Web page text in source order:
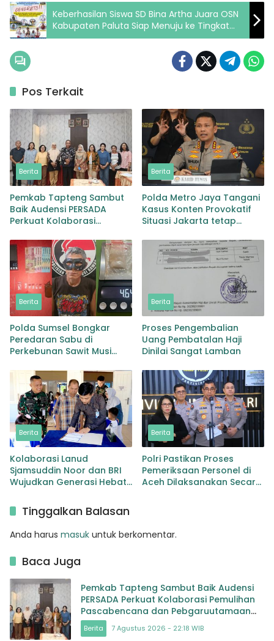
Keberhasilan Siswa SD Bina Artha Juara OSN
Kabupaten Paluta Siap Menuju ke Tingkat
Provinsi Sumut
Pos Terkait
Berita
Pemkab Tapteng Sambut
Baik Audensi PERSADA
Perkuat Kolaborasi
dan Pebgaruutamaan
Inklusi
Berita
Polda Metro Jaya Tangani
Kasus Konten Provokatif
Situasi Jakarta tetap
Berita
Polda Sumsel Bongkar
Peredaran Sabu di
Perkebunan Sawit Musi
dengan Barang Bukti Sabu
dan Timbangan
Berita
Proses Pengembalian
Uang Pembatalan Haji
Dinilai Sangat Lamban
Berita
Kolaborasi Lanud
Sjamsuddin Noor dan BRI
Wujudkan Generasi Hebat
Hadirkan Harapan bagi
masa depan Bangsa
Berita
Polri Pastikan Proses
Pemeriksaan Personel di
Aceh Dilaksanakan Secara
Tinggalkan Balasan
Anda harus masuk untuk berkomentar.
Baca Juga
Pemkab Tapteng Sambut Baik Audensi
PERSADA Perkuat Kolaborasi Pemulihan
Pascabencana dan Pebgaruutamaan
Inklusi
Berita 7 Agustus 2026 - 22:18 WIB